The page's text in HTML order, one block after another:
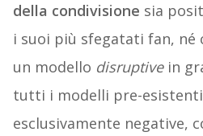
della condivisione sia
i suoi più sfegatati fan, né
un modello disruptivein
tutti i modelli pre-esistenti
esclusivamente negative,